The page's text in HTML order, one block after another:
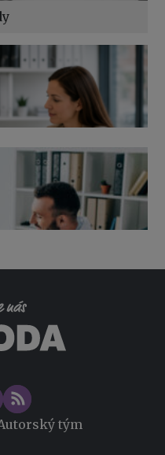
zaměstnavatele
2026 – průvodce pro
tým